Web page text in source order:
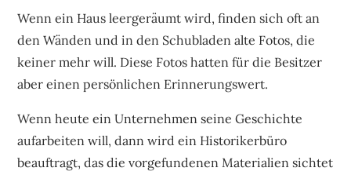
Wenn ein Haus leergeräumt wird, finden sich oft an
den Wänden und in den Schubladen alte Fotos, die
keiner mehr will. Diese Fotos hatten für die Besitzer
aber einen persönlichen Erinnerungswert.
Wenn heute ein Unternehmen seine Geschichte
aufarbeiten will, dann wird ein Historikerbüro
beauftragt, das die vorgefundenen Materialien sichtet